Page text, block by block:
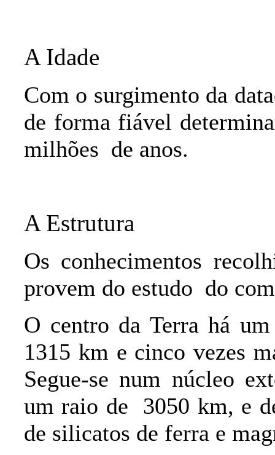
A Idade
Com o surgimento da
de forma fiável
milhões de anos.
A Estrutura
Os conhecimentos
provem do estudo do
O centro da Terra há
1315 km e cinco vezes
Segue-se num núcleo
um raio de
3050 km, e
de silicatos de ferra e